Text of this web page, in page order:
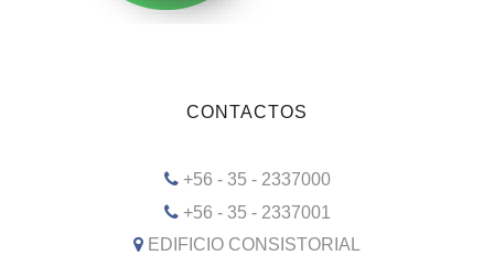
CONTACTOS
+56 - 35 - 2337000
+56 - 35 - 2337001
EDIFICIO CONSISTORIAL